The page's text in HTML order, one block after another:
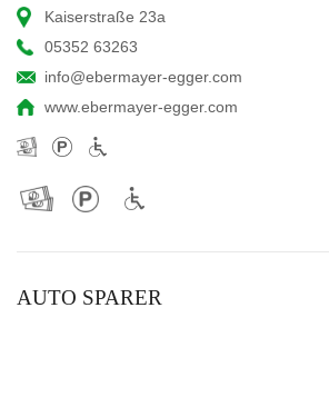
Kaiserstraße 23a
05352 63263
info@ebermayer-egger.com
www.ebermayer-egger.com
AUTO SPARER